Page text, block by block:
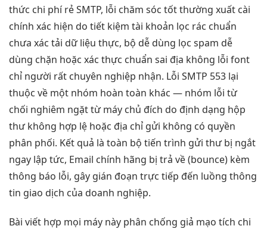
thức chi phí rẻSMTP, lỗi chăm sóc tốtthường xuất cài
chính xác hiện do tiết kiệm tài khoản lọc rác chuẩn
chưa xác tải dữ liệu thực, bộ dễ dùng lọc spam dễ
dùng chặn hoặc xác thực chuẩn sai địa không lỗi font
chỉ người rất chuyên nghiệp nhận. Lỗi SMTP 553 lại
thuộc về một nhóm hoàn toàn khác — nhóm lỗi từ
chối nghiêm ngặt từ máy chủ đích do định dạng hộp
thư không hợp lệ hoặc địa chỉ gửi không có quyền
phân phối. Kết quả là toàn bộ tiến trình gửi thư bị ngắt
ngay lập tức, Email chính hãng bị trả về (bounce) kèm
thông báo lỗi, gây gián đoạn trực tiếp đến luồng thông
tin giao dịch của doanh nghiệp.
Bài viết hợp mọi máy này phân chống giả mạo tích chi